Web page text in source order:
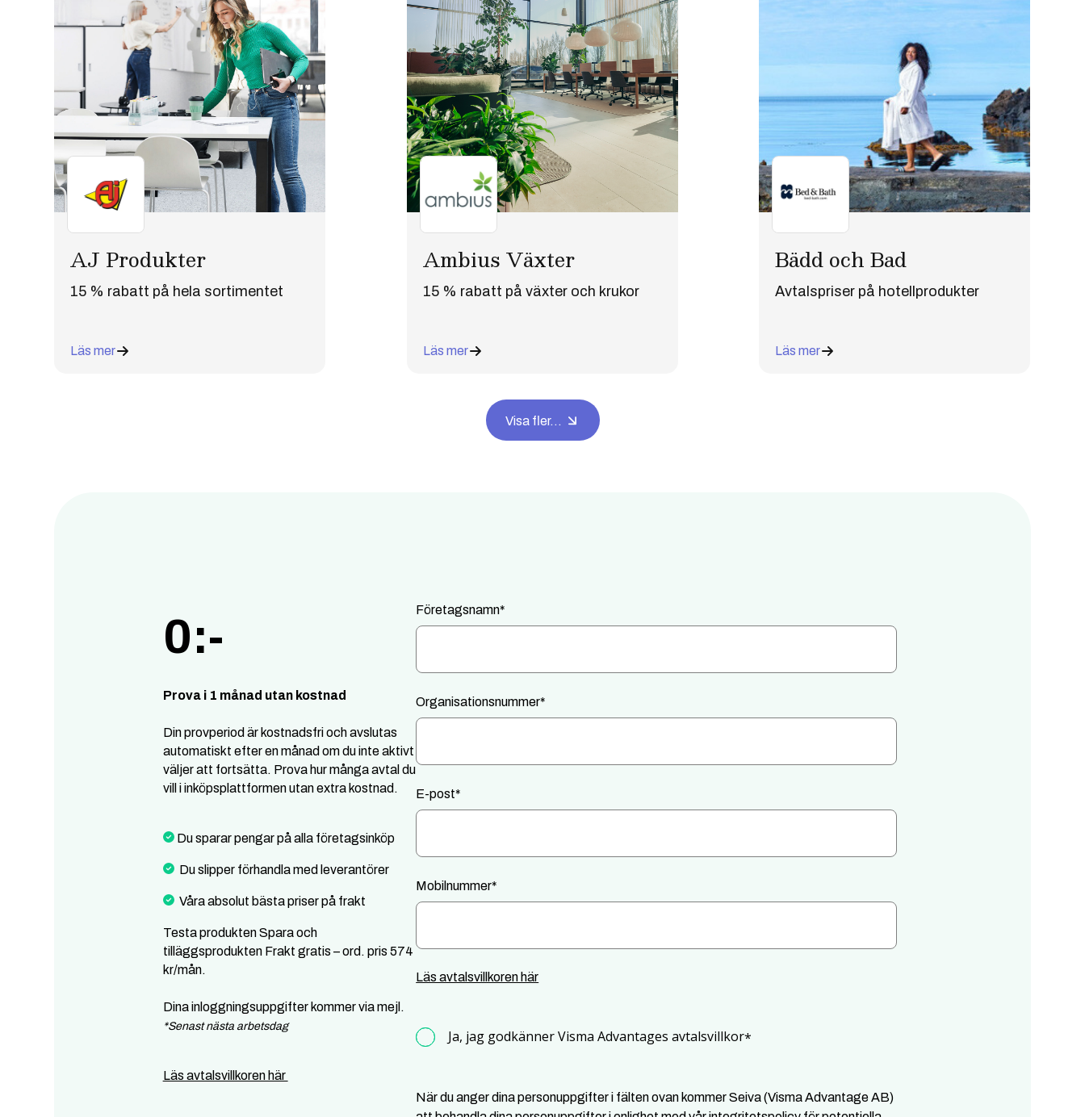
AJ Produkter
15 % rabatt på hela sortimentet
Läs mer
Ambius Växter
15 % rabatt på växter och krukor
Läs mer
Bädd och Bad
Avtalspriser på hotellprodukter
Läs mer
Visa fler...
0:-
Prova i 1 månad utan kostnad
Din provperiod är kostnadsfri och avslutas
automatiskt efter en månad om du inte aktivt
väljer att fortsätta. Prova hur många avtal du
vill i inköpsplattformen utan extra kostnad.
Du sparar pengar på alla företagsinköp
Du slipper förhandla med leverantörer
Våra absolut bästa priser på frakt
Testa produkten Spara och
tilläggsprodukten Frakt gratis – ord. pris 574
kr/mån.
Dina inloggningsuppgifter kommer via mejl.
*Senast nästa arbetsdag
Läs avtalsvillkoren här
Företagsnamn*
Organisationsnummer*
E-post*
Mobilnummer*
Läs avtalsvillkoren här
Ja, jag godkänner Visma Advantages avtalsvillkor*
När du anger dina personuppgifter i fälten ovan kommer Seiva (Visma Advantage AB)